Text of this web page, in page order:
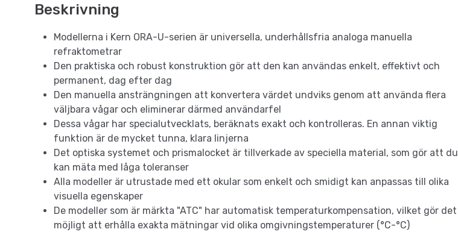
Beskrivning
Modellerna i Kern ORA-U-serien är universella, underhållsfria analoga manuella
refraktometrar
Den praktiska och robust konstruktion gör att den kan användas enkelt, effektivt och
permanent, dag efter dag
Den manuella ansträngningen att konvertera värdet undviks genom att använda flera
väljbara vågar och eliminerar därmed användarfel
Dessa vågar har specialutvecklats, beräknats exakt och kontrolleras. En annan viktig
funktion är de mycket tunna, klara linjerna
Det optiska systemet och prismalocket är tillverkade av speciella material, som gör att du
kan mäta med låga toleranser
Alla modeller är utrustade med ett okular som enkelt och smidigt kan anpassas till olika
visuella egenskaper
De modeller som är märkta "ATC" har automatisk temperaturkompensation, vilket gör det
möjligt att erhålla exakta mätningar vid olika omgivningstemperaturer (°C-°C)